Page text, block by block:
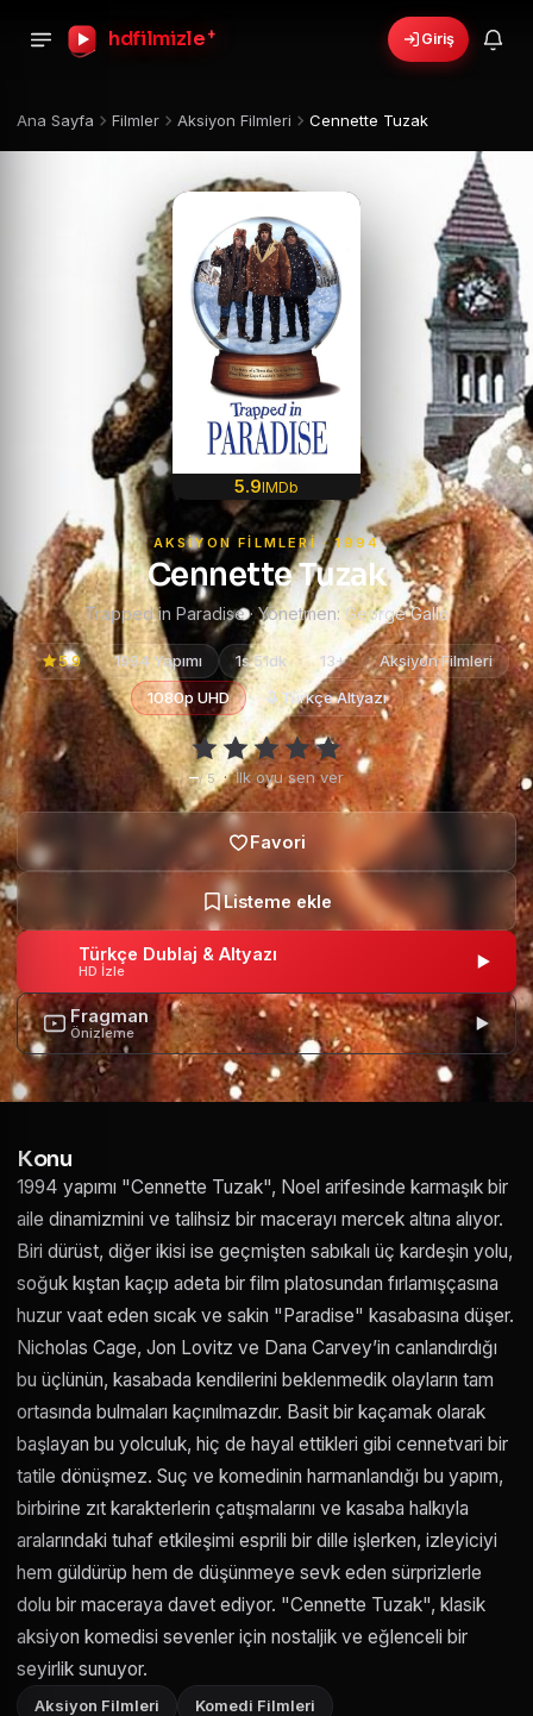
hdfilmizle + Giriş
Ana Sayfa Filmler Aksiyon Filmleri Cennette Tuzak
5.9IMDb
AKSIYON FILMLERI · 1994
Cennette Tuzak
Trapped in Paradise · Yönetmen: George Gallo
5.9 1994 Yapımı 1s 51dk 13+
Aksiyon Filmleri
1080p UHD
Türkçe Altyazı
–/ 5 · İlk oyu sen ver
Türkçe Dublaj & Altyazı
HD İzle
Fragman
Önizleme
Konu
1994 yapımı "Cennette Tuzak", Noel arifesinde karmaşık bir
aile dinamizmini ve talihsiz bir macerayı mercek altına alıyor.
Biri dürüst, diğer ikisi ise geçmişten sabıkalı üç kardeşin yolu,
soğuk kıştan kaçıp adeta bir film platosundan fırlamışçasına
huzur vaat eden sıcak ve sakin "Paradise" kasabasına düşer.
Nicholas Cage, Jon Lovitz ve Dana Carvey’in canlandırdığı
bu üçlünün, kasabada kendilerini beklenmedik olayların tam
ortasında bulmaları kaçınılmazdır. Basit bir kaçamak olarak
başlayan bu yolculuk, hiç de hayal ettikleri gibi cennetvari bir
tatile dönüşmez. Suç ve komedinin harmanlandığı bu yapım,
birbirine zıt karakterlerin çatışmalarını ve kasaba halkıyla
aralarındaki tuhaf etkileşimi esprili bir dille işlerken, izleyiciyi
hem güldürüp hem de düşünmeye sevk eden sürprizlerle
dolu bir maceraya davet ediyor. "Cennette Tuzak", klasik
aksiyon komedisi sevenler için nostaljik ve eğlenceli bir
seyirlik sunuyor.
Aksiyon Filmleri Komedi Filmleri